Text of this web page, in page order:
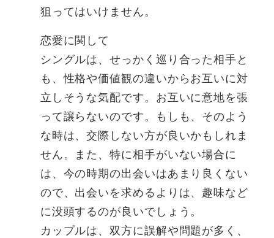
狙ってはいけません。
恋愛に関して
シングルは、せっかく巡り合った相手と
も、性格や価値観の違いからお互いに対
立しそうな気配です。お互いに意地を張
って譲らないのです。もしも、そのよう
な時は、交際しない方が良いかもしれま
せん。また、特に相手がいない場合に
は、今の時期の出会いはあまり良くない
ので、出会いを求めるよりは、趣味など
に没頭するのが良いでしょう。
カップルは、双方に誤解や問題が多く、